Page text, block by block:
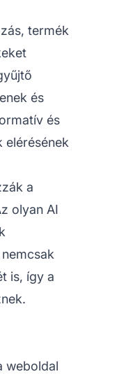
termék
és
és
elérésének
a
olyan AI
is, így a
weboldal